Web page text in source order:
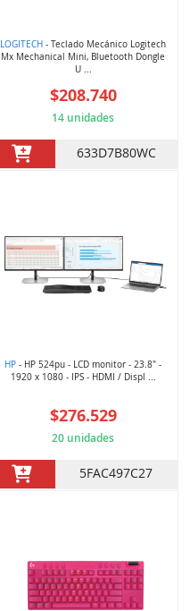
LOGITECH - Teclado Mecánico Logitech
Mx Mechanical Mini, Bluetooth Dongle
U ...
$208.740
14 unidades
633D7B80WC
HP - HP 524pu - LCD monitor - 23.8" -
1920 x 1080 - IPS - HDMI / Displ ...
$276.529
20 unidades
5FAC497C27